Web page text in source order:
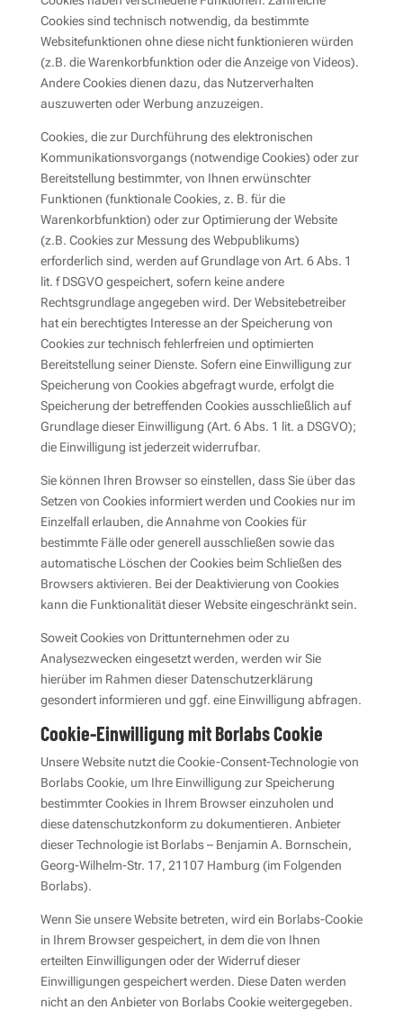
Cookies sind technisch notwendig, da bestimmte
Websitefunktionen ohne diese nicht funktionieren würden
(z.B. die Warenkorbfunktion oder die Anzeige von Videos).
Andere Cookies dienen dazu, das Nutzerverhalten
auszuwerten oder Werbung anzuzeigen.
Cookies, die zur Durchführung des elektronischen
Kommunikationsvorgangs (notwendige Cookies) oder zur
Bereitstellung bestimmter, von Ihnen erwünschter
Funktionen (funktionale Cookies, z. B. für die
Warenkorbfunktion) oder zur Optimierung der Website
(z.B. Cookies zur Messung des Webpublikums)
erforderlich sind, werden auf Grundlage von Art. 6 Abs. 1
lit. f DSGVO gespeichert, sofern keine andere
Rechtsgrundlage angegeben wird. Der Websitebetreiber
hat ein berechtigtes Interesse an der Speicherung von
Cookies zur technisch fehlerfreien und optimierten
Bereitstellung seiner Dienste. Sofern eine Einwilligung zur
Speicherung von Cookies abgefragt wurde, erfolgt die
Speicherung der betreffenden Cookies ausschließlich auf
Grundlage dieser Einwilligung (Art. 6 Abs. 1 lit. a DSGVO);
die Einwilligung ist jederzeit widerrufbar.
Sie können Ihren Browser so einstellen, dass Sie über das
Setzen von Cookies informiert werden und Cookies nur im
Einzelfall erlauben, die Annahme von Cookies für
bestimmte Fälle oder generell ausschließen sowie das
automatische Löschen der Cookies beim Schließen des
Browsers aktivieren. Bei der Deaktivierung von Cookies
kann die Funktionalität dieser Website eingeschränkt sein.
Soweit Cookies von Drittunternehmen oder zu
Analysezwecken eingesetzt werden, werden wir Sie
hierüber im Rahmen dieser Datenschutzerklärung
gesondert informieren und ggf. eine Einwilligung abfragen.
Cookie-Einwilligung mit Borlabs Cookie
Unsere Website nutzt die Cookie-Consent-Technologie von
Borlabs Cookie, um Ihre Einwilligung zur Speicherung
bestimmter Cookies in Ihrem Browser einzuholen und
diese datenschutzkonform zu dokumentieren. Anbieter
dieser Technologie ist Borlabs – Benjamin A. Bornschein,
Georg-Wilhelm-Str. 17, 21107 Hamburg (im Folgenden
Borlabs).
Wenn Sie unsere Website betreten, wird ein Borlabs-Cookie
in Ihrem Browser gespeichert, in dem die von Ihnen
erteilten Einwilligungen oder der Widerruf dieser
Einwilligungen gespeichert werden. Diese Daten werden
nicht an den Anbieter von Borlabs Cookie weitergegeben.